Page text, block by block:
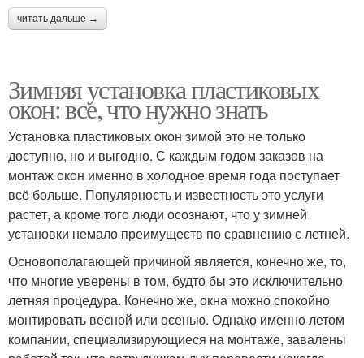
читать дальше →
Зимняя установка пластиковых
окон: все, что нужно знать
Установка пластиковых окон зимой это не только
доступно, но и выгодно. С каждым годом заказов на
монтаж окон именно в холодное время года поступает
всё больше. Популярность и известность это услуги
растет, а кроме того люди осознают, что у зимней
установки немало преимуществ по сравнению с летней.
Основополагающей причиной является, конечно же, то,
что многие уверены в том, будто бы это исключительно
летняя процедура. Конечно же, окна можно спокойно
монтировать весной или осенью. Однако именно летом
компании, специализирующиеся на монтаже, завалены